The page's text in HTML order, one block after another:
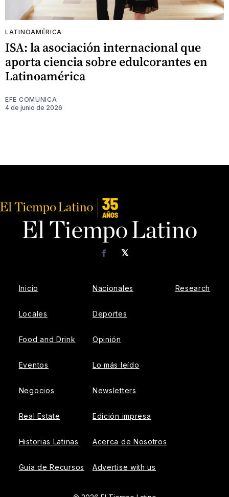
LATINOAMÉRICA
ISA: la asociación internacional que
aporta ciencia sobre edulcorantes en
Latinoamérica
EFE COMUNICA
4 de junio de 2026
𝕏
Facebook
Inicio
Locales
Food and Drink
Eventos
Negocios
Real Estate
Historias Latinas
Guía de Recursos
Nacionales
Deportes
Opinión
Lo más leído
Newsletters
Edición impresa
Acerca de Nosotros
Advertise with us
Research